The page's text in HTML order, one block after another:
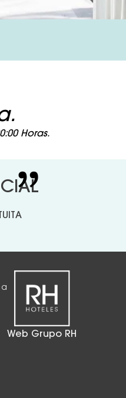
Horas.
Web Grupo RH